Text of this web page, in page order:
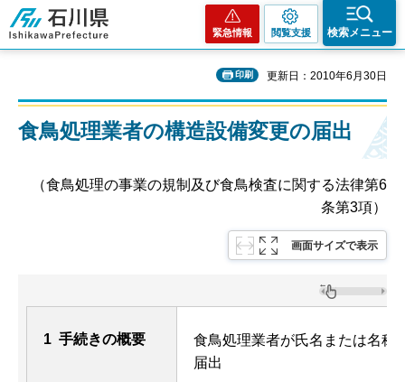
石川県
緊急情報 閲覧支援 検索メニュー
印刷 更新日：2010年6月30日
食鳥処理業者の構造設備変更の届出
（食鳥処理の事業の規制及び食鳥検査に関する法律第6
条第3項）
画面サイズで表示
1 手続きの概要
食鳥処理業者が氏名または名称
届出